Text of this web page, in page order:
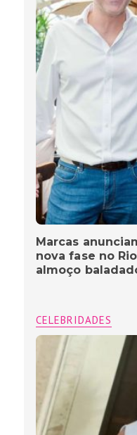
Marcas
nova fase no
almoço
CELEBRIDADES